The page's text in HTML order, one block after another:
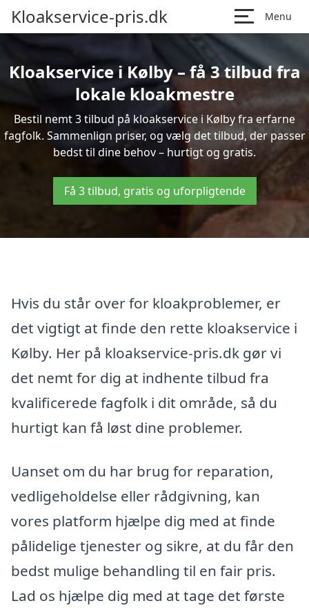
Kloakservice-pris.dk Menu
Kloakservice i Kølby – få 3 tilbud fra
lokale kloakmestre
Bestil nemt 3 tilbud på kloakservice i Kølby fra erfarne
fagfolk. Sammenlign priser, og vælg det tilbud, der passer
bedst til dine behov – hurtigt og gratis.
Få 3 tilbud, gratis og uforpligtende
Hvis du står over for kloakproblemer, er
det vigtigt at finde den rette kloakservice i
Kølby. Her på kloakservice-pris.dk gør vi
det nemt for dig at indhente tilbud fra
kvalificerede fagfolk i dit område, så du
hurtigt kan få løst dine problemer.
Uanset om du har brug for reparation,
vedligeholdelse eller rådgivning, kan
vores platform hjælpe dig med at finde
pålidelige tjenester og sikre, at du får den
bedst mulige behandling til en fair pris.
Lad os hjælpe dig med at tage det første